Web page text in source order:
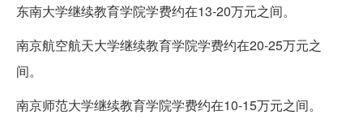
东南大学继续教育学院学费约在13-20万元之间。
南京航空航天大学继续教育学院学费约在20-25万元之
间。
南京师范大学继续教育学院学费约在10-15万元之间。